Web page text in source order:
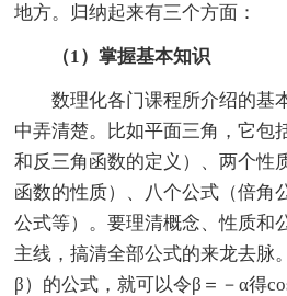
地方。归纳起来有三个方面：
（1）掌握基本知识
数理化各门课程所介绍的基
中弄清楚。比如平面三角，它包
和反三角函数的定义）、两个性
函数的性质）、八个公式（倍角
公式等）。要理清概念、性质和
主线，搞清全部公式的来龙去脉
β）的公式，就可以令β＝－α得